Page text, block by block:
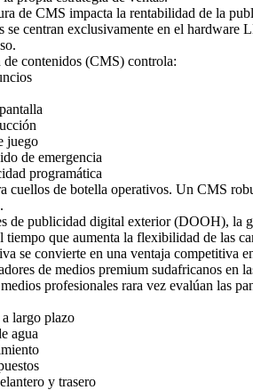
de CMS impacta la rentabilidad de la
se centran exclusivamente en el hardware
de contenidos (CMS) controla:
juego
de emergencia
programática
cuellos de botella operativos. Un CMS
de publicidad digital exterior (DOOH), la
tiempo que aumenta la flexibilidad de las
se convierte en una ventaja competitiva
de medios premium sudafricanos en
profesionales rara vez evalúan las
largo plazo
agua
y trasero